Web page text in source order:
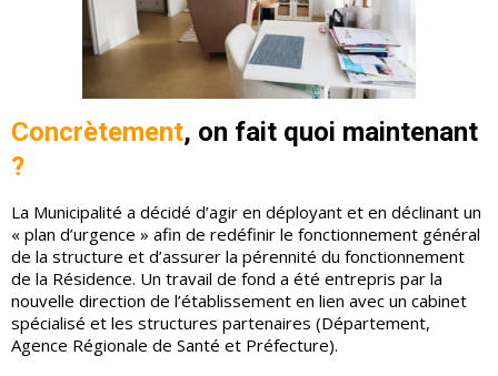
Concrètement, on fait quoi maintenant
?
La Municipalité a décidé d’agir en déployant et en déclinant un
« plan d’urgence » afin de redéfinir le fonctionnement général
de la structure et d’assurer la pérennité du fonctionnement
de la Résidence. Un travail de fond a été entrepris par la
nouvelle direction de l’établissement en lien avec un cabinet
spécialisé et les structures partenaires (Département,
Agence Régionale de Santé et Préfecture).